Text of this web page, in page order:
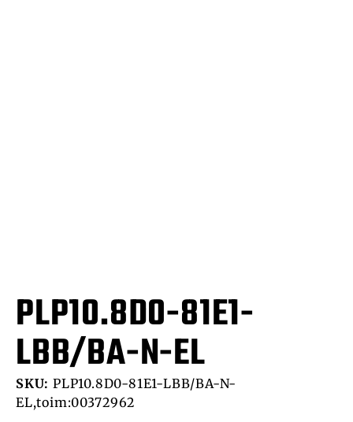
PLP10.8D0-81E1-
LBB/BA-N-EL
SKU: PLP10.8D0-81E1-LBB/BA-N-
EL,toim:00372962